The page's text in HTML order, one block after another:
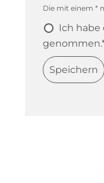
Die mit einem *
Ich habe
Speichern